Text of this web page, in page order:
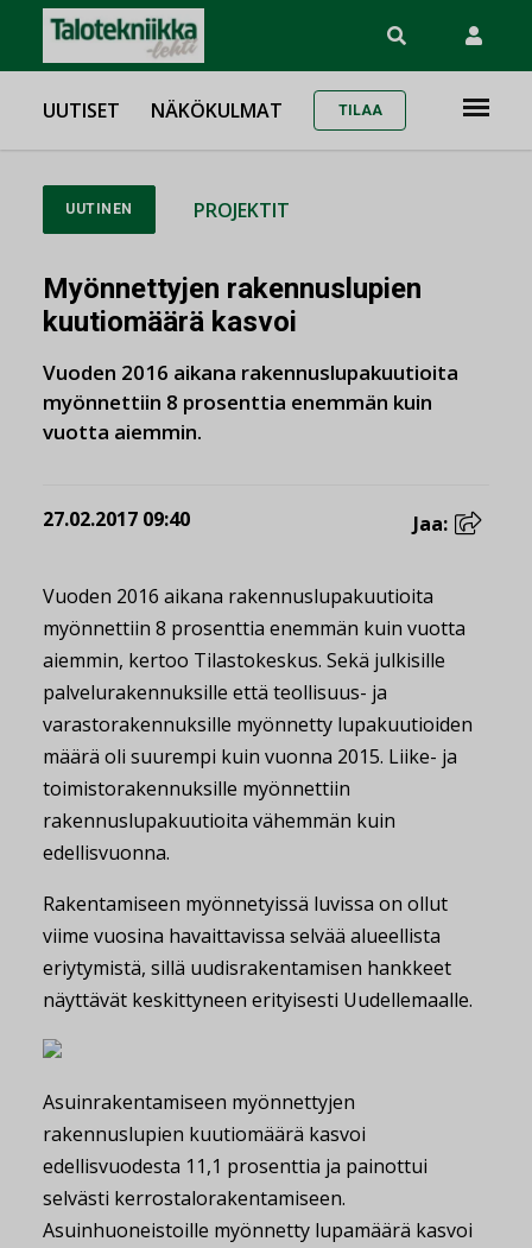
UUTISET NÄKÖKULMAT TILAA
UUTINEN PROJEKTIT
Myönnettyjen rakennuslupien
kuutiomäärä kasvoi
Vuoden 2016 aikana rakennuslupakuutioita
myönnettiin 8 prosenttia enemmän kuin
vuotta aiemmin.
27.02.2017 09:40 Jaa:
Vuoden 2016 aikana rakennuslupakuutioita
myönnettiin 8 prosenttia enemmän kuin vuotta
aiemmin, kertoo Tilastokeskus. Sekä julkisille
palvelurakennuksille että teollisuus- ja
varastorakennuksille myönnetty lupakuutioiden
määrä oli suurempi kuin vuonna 2015. Liike- ja
toimistorakennuksille myönnettiin
rakennuslupakuutioita vähemmän kuin
edellisvuonna.
Rakentamiseen myönnetyissä luvissa on ollut
viime vuosina havaittavissa selvää alueellista
eriytymistä, sillä uudisrakentamisen hankkeet
näyttävät keskittyneen erityisesti Uudellemaalle.
Asuinrakentamiseen myönnettyjen
rakennuslupien kuutiomäärä kasvoi
edellisvuodesta 11,1 prosenttia ja painottui
selvästi kerrostalorakentamiseen.
Asuinhuoneistoille myönnetty lupamäärä kasvoi